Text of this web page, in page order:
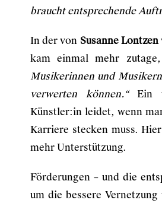
braucht entsprechende
In der von Susanne Lontzen
kam einmal mehr
Musikerinnen und
verwerten können.“Ein
Künstler:in leidet, wenn
Karriere stecken muss.
mehr Unterstützung.
Förderungen – und die
um die bessere